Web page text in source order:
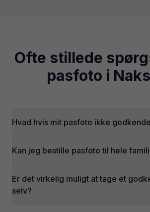
Ofte stillede
pasfoto i
Hvad hvis mit pasfoto ikke
Kan jeg bestille pasfoto til hele
Er det virkelig muligt at tage et
selv?